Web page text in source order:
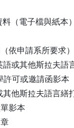
（電子檔與紙本
依申請系所要求）
或其他斯拉夫語
可或邀請函影本
他斯拉夫語言繕
影本